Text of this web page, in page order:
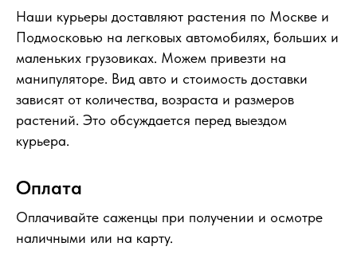
Наши курьеры доставляют растения по Москве и
Подмосковью на легковых автомобилях, больших и
маленьких грузовиках. Можем привезти на
манипуляторе. Вид авто и стоимость доставки
зависят от количества, возраста и размеров
растений. Это обсуждается перед выездом
курьера.
Оплата
Оплачивайте саженцы при получении и осмотре
наличными или на карту.